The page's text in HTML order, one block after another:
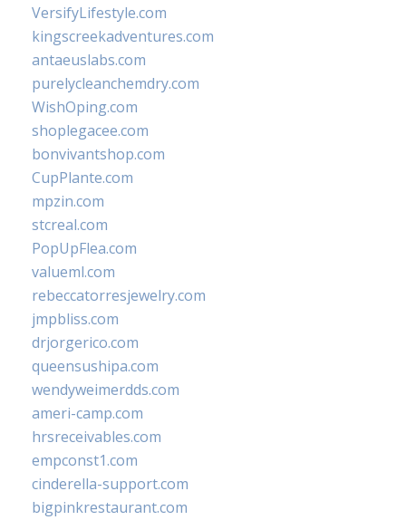
VersifyLifestyle.com
kingscreekadventures.com
antaeuslabs.com
purelycleanchemdry.com
WishOping.com
shoplegacee.com
bonvivantshop.com
CupPlante.com
mpzin.com
stcreal.com
PopUpFlea.com
valueml.com
rebeccatorresjewelry.com
jmpbliss.com
drjorgerico.com
queensushipa.com
wendyweimerdds.com
ameri-camp.com
hrsreceivables.com
empconst1.com
cinderella-support.com
bigpinkrestaurant.com